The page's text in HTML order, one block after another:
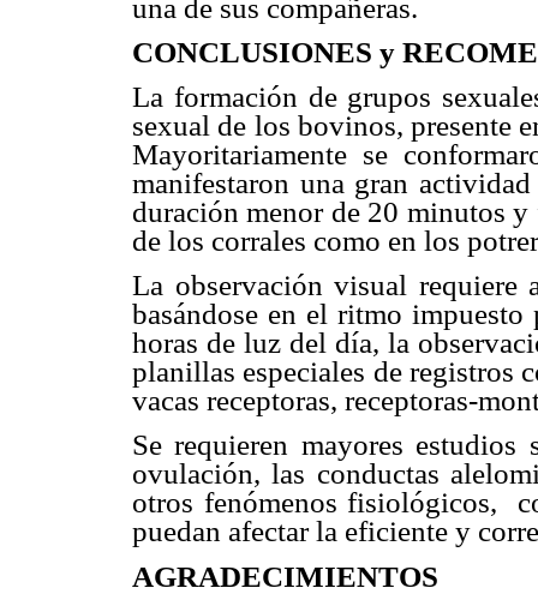
una de sus compañeras.
CONCLUSIONES y
La formación de grupos
sexual de los bovinos, presente
Mayoritariamente se
manifestaron una gran
duración menor de 20 minutos
de los corrales como en los
La observación visual requiere
basándose en el ritmo
horas de luz del día, la
planillas especiales de registros
vacas receptoras, receptoras-
Se requieren mayores
ovulación, las conductas
otros fenómenos fisiológicos,
puedan afectar la eficiente y
AGRADECIMIENTOS